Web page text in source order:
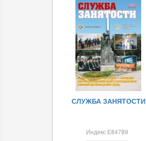
СЛУЖБА ЗАНЯТОСТИ
Индекс Е84789